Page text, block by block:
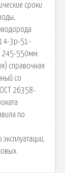
сроки
3р-51-
245-550мм.
справочная
со
26358-
по